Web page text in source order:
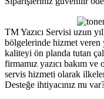
TM Yazıcı Servisi uzun
bölgelerinde hizmet veren
kaliteyi ön planda tutan
firmamız yazıcı bakım
servis hizmeti olarak
Desteğe ihtiyacınız mı